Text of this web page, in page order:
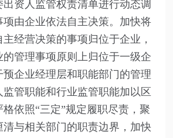
资人监管权责清单进行动态调
项由企业依法自主决策。加快将
经营决策的事项归位于企业，
管理事项原则上归位于一级企
预企业经理层和职能部门的管理
管职能和行业监管职能加以区
依照“三定”规定履职尽责，聚
清与相关部门的职责边界，加快